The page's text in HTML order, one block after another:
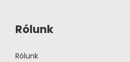
Rólunk
Rólunk